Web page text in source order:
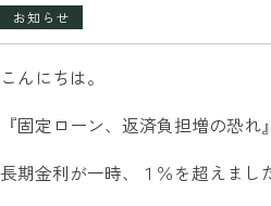
お知らせ
こんにちは。
『固定ローン、返済負担増の恐れ
長期金利が一時、１％を超えまし